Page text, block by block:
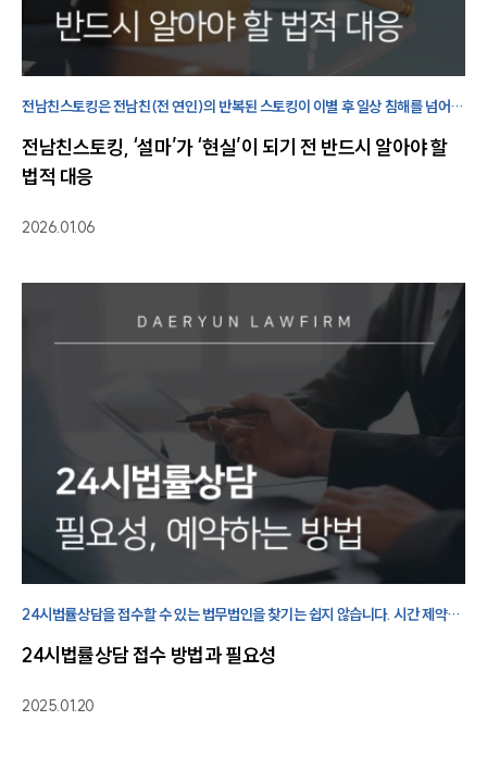
전남친스토킹은 전남친(전 연인)의 반복된 스토킹이 이별 후 일상 침해를 넘어
전남친스토킹, ‘설마’가 ‘현실’이 되기 전 반드시 알아야 할
법적 대응
2026.01.06
24시법률상담을 접수할 수 있는 법무법인을 찾기는 쉽지 않습니다. 시간 제약
24시법률상담 접수 방법과 필요성
2025.01.20